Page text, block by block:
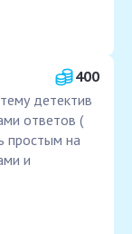
400
детектив
ответов (
простым на
и